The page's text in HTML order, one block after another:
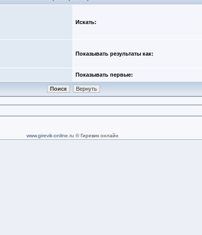
Искать:
Показывать результаты как:
Показывать первые:
www.girevik-online.ru © Гиревик онлайн